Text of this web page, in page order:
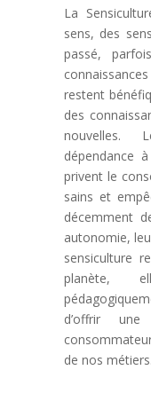
La
sens, des
passé,
restent
des
nouvelles.
dépendance
privent le
sains et
décemment
autonomie,
sensiculture
planète,
d’offrir
de nos métiers.